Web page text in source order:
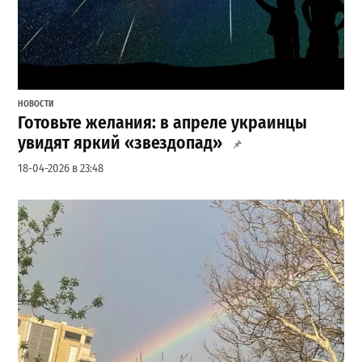
НОВОСТИ
Готовьте желания: в апреле украинцы
увидят яркий «звездопад»
18-04-2026 в 23:48